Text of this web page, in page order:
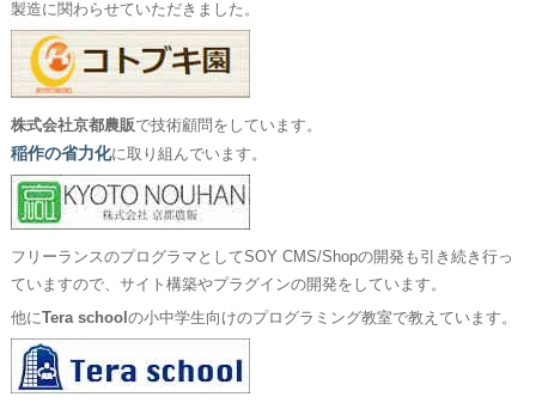
製造に関わらせていただきました。
株式会社京都農販で技術顧問をしています。
稲作の省力化に取り組んでいます。
フリーランスのプログラマとしてSOY CMS/Shopの開発も引き続き行っ
ていますので、サイト構築やプラグインの開発をしています。
他にTera school の小中学生向けのプログラミング教室で教えています。